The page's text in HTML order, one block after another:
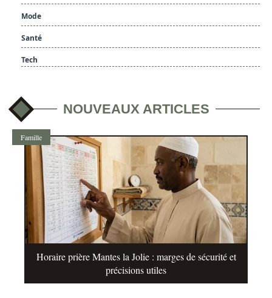
Mode
Santé
Tech
NOUVEAUX ARTICLES
Famille
Horaire prière Mantes la Jolie : marges de sécurité et
précisions utiles